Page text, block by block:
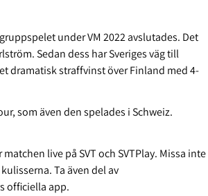
under VM 2022 avslutades. Det
Sedan dess har Sveriges väg till
dramatisk straffvinst över Finland med 4-
som även den spelades i Schweiz.
live på SVT och SVTPlay. Missa inte
Ta även del av
officiella app.